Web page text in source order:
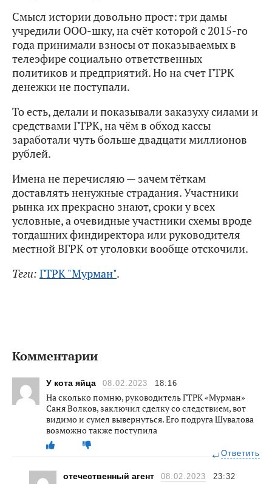
Смысл истории довольно прост: три дамы
учредили ООО-шку, на счёт которой с 2015-го
года принимали взносы от показываемых в
телеэфире социально ответственных
политиков и предприятий. Но на счет ГТРК
денежки не поступали.
То есть, делали и показывали заказуху силами и
средствами ГТРК, на чём в обход кассы
заработали чуть больше двадцати миллионов
рублей.
Имена не перечисляю — зачем тёткам
доставлять ненужные страдания. Участники
рынка их прекрасно знают, сроки у всех
условные, а очевидные участники схемы вроде
тогдашних финдиректора или руководителя
местной ВГРК от уголовки вообще отскочили.
Теги: ГТРК "Мурман".
Комментарии
У кота яйца 08.02.2023 18:16
На сколько помню, руководитель ГТРК «Мурман»
Саня Волков, заключил сделку со следствием, вот
видимо и сумел вывернуться. Его подруга Шувалова
возможно также поступила
Ответить
отечественный агент 08.02.2023 23:32